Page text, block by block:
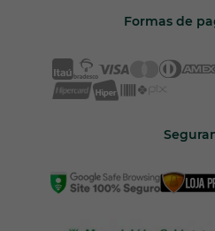
Formas de